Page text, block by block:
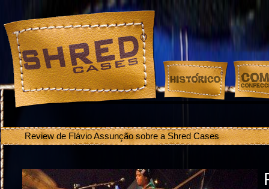
: sizeof(): Parameter must be an array or an object that
on line608
Review de Flávio Assunção sobre a Shred Cases